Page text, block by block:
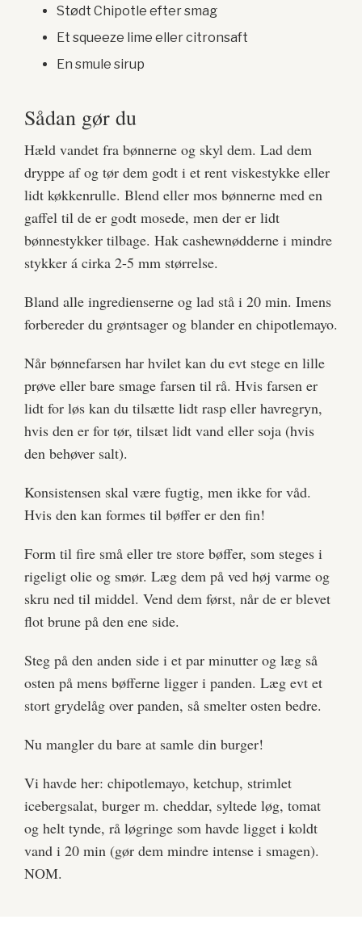
Stødt Chipotle efter smag
Et squeeze lime eller citronsaft
En smule sirup
Sådan gør du
Hæld vandet fra bønnerne og skyl dem. Lad dem
dryppe af og tør dem godt i et rent viskestykke eller
lidt køkkenrulle. Blend eller mos bønnerne med en
gaffel til de er godt mosede, men der er lidt
bønnestykker tilbage. Hak cashewnødderne i mindre
stykker á cirka 2-5 mm størrelse.
Bland alle ingredienserne og lad stå i 20 min. Imens
forbereder du grøntsager og blander en chipotlemayo.
Når bønnefarsen har hvilet kan du evt stege en lille
prøve eller bare smage farsen til rå. Hvis farsen er
lidt for løs kan du tilsætte lidt rasp eller havregryn,
hvis den er for tør, tilsæt lidt vand eller soja (hvis
den behøver salt).
Konsistensen skal være fugtig, men ikke for våd.
Hvis den kan formes til bøffer er den fin!
Form til fire små eller tre store bøffer, som steges i
rigeligt olie og smør. Læg dem på ved høj varme og
skru ned til middel. Vend dem først, når de er blevet
flot brune på den ene side.
Steg på den anden side i et par minutter og læg så
osten på mens bøfferne ligger i panden. Læg evt et
stort grydelåg over panden, så smelter osten bedre.
Nu mangler du bare at samle din burger!
Vi havde her: chipotlemayo, ketchup, strimlet
icebergsalat, burger m. cheddar, syltede løg, tomat
og helt tynde, rå løgringe som havde ligget i koldt
vand i 20 min (gør dem mindre intense i smagen).
NOM.